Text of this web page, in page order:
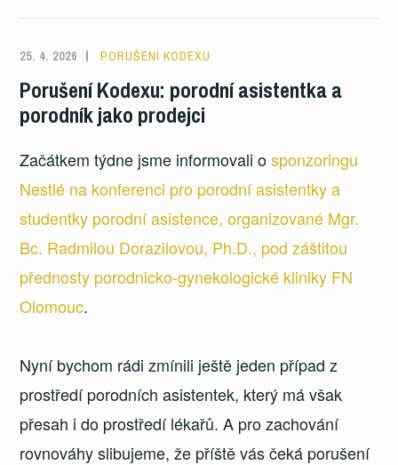
25. 4. 2026 PORUŠENÍ KODEXU
Porušení Kodexu: porodní asistentka a
porodník jako prodejci
Začátkem týdne jsme informovali osponzoringu
Nestlé na konferenci pro porodní asistentky a
studentky porodní asistence, organizované Mgr.
Bc. Radmilou Dorazilovou, Ph.D., pod záštitou
přednosty porodnicko-gynekologické kliniky FN
Olomouc.
Nyní bychom rádi zmínili ještě jeden případ z
prostředí porodních asistentek, který má však
přesah i do prostředí lékařů. A pro zachování
rovnováhy slibujeme, že příště vás čeká porušení